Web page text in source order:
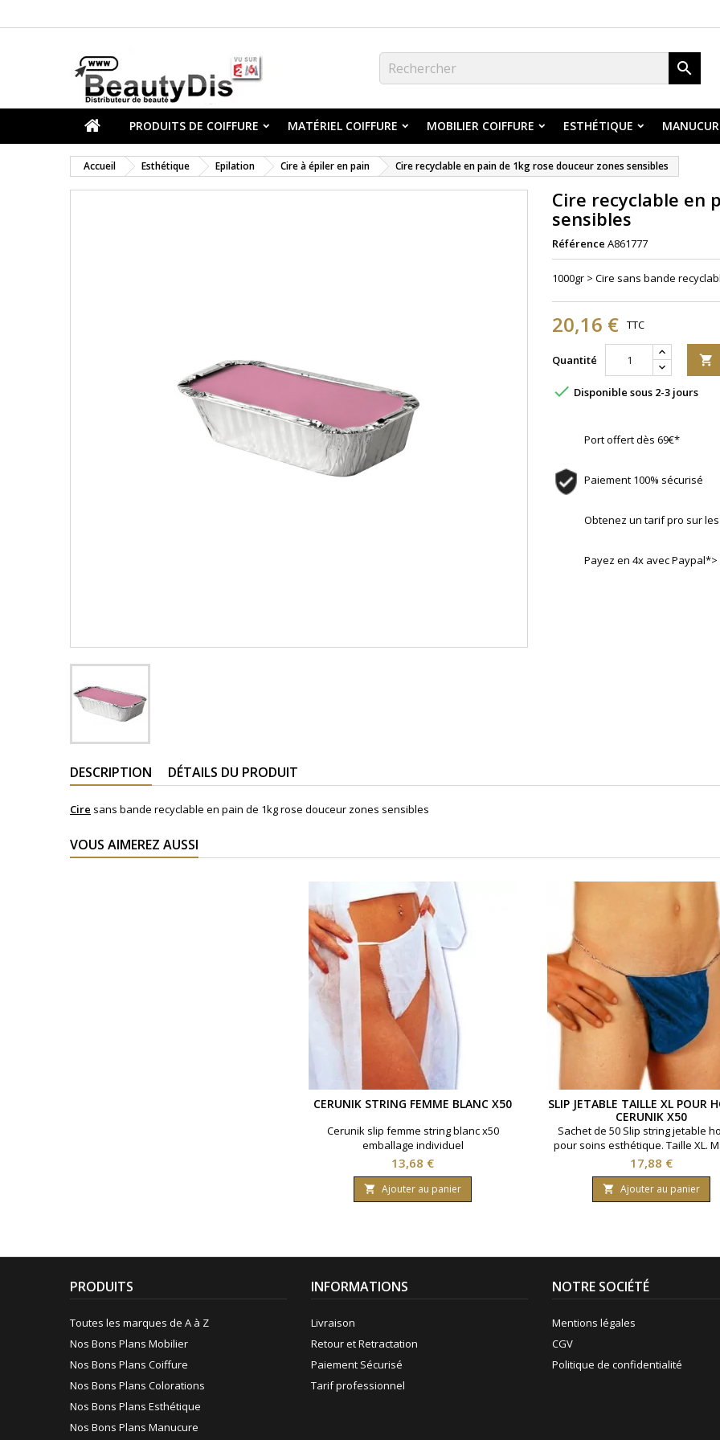

PRODUITS DE COIFFURE MATÉRIEL COIFFURE MOBILIER COIFFURE ESTHÉTIQUE
Accueil Esthétique Epilation Cire à épiler en pain Cire recyclable en pain de 1kg rose douceur zones sensibles
Cire recyclable en
sensibles
Référence A861777
1000gr > Cire sans bande
20,16 € TTC
Quantité 
 Disponible sous 2-3 jours
Port offert dès 69€*
Paiement 100% sécurisé
Obtenez un tarif pro sur
Payez en 4x avec Paypal*>
DESCRIPTION DÉTAILS DU PRODUIT
Cire sans bande recyclable en pain de 1kg rose douceur zones sensibles
VOUS AIMEREZ AUSSI
CERUNIK STRING FEMME BLANC X50
Cerunik slip femme string blanc x50
emballage individuel
Prix
13,68 €
 Ajouter au panier
SLIP JETABLE TAILLE XL POUR
CERUNIK X50
Sachet de 50 Slip string jetable
pour soins esthétique. Taille XL.
Cerunik.
Prix
17,88 €
 Ajouter au panier
PRODUITS
Toutes les marques de A à Z
Nos Bons Plans Mobilier
Nos Bons Plans Coiffure
Nos Bons Plans Colorations
Nos Bons Plans Esthétique
Nos Bons Plans Manucure
INFORMATIONS
Livraison
Retour et Retractation
Paiement Sécurisé
Tarif professionnel
NOTRE SOCIÉTÉ
Mentions légales
CGV
Politique de confidentialité